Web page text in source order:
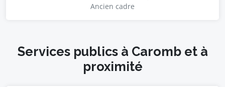
Ancien cadre
Services publics à Caromb et à
proximité